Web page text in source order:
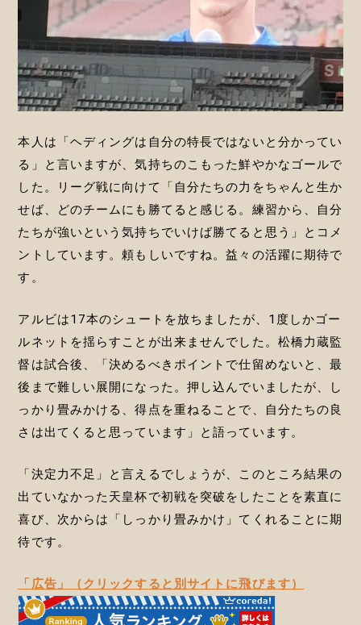
本人は「ヘディングは自分の特長ではないと分かってい
る」と言いますが、気持ちのこもった鮮やかなゴールで
した。リーグ戦に向けて「自分たちの力をちゃんと生か
せば、どのチームにも勝てると感じる。練習から、自分
たちが強いという気持ちでいけば勝てると思う」とコメ
ントしています。頼もしいですね。益々の活躍に期待で
す。
アルビは17本のシュートを放ちましたが、1度しかゴー
ルネットを揺らすことが出来ませんでした。松橋力蔵監
督は試合後、「決めるべきポイントで仕留めないと、最
後まで難しい展開になった。押し込んでいましたが、し
っかり畳みかける、得点を重ねることで、自分たちの良
さは出てくると思っています」と語っています。
「決定力不足」と言えるでしょうが、このところ結果の
出ていなかった天皇杯で初戦を突破をしたことを素直に
喜び、次からは「しっかり畳みかけ」てくれることに期
待です。
「広告」（クリックすると別サイトに飛びます）